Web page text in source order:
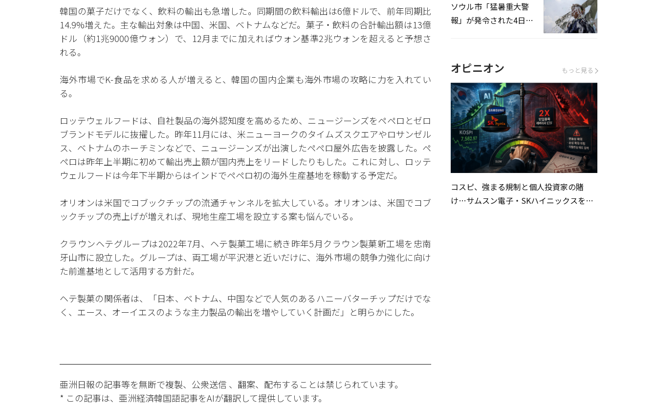
韓国の菓子だけでなく、飲料の輸出も急増した。同期間の飲料輸出は6億ドルで、前年同期比
14.9%増えた。主な輸出対象は中国、米国、ベトナムなどだ。菓子・飲料の合計輸出額は13億
ドル（約1兆9000億ウォン）で、12月までに加えればウォン基準2兆ウォンを超えると予想さ
れる。
海外市場でK-食品を求める人が増えると、韓国の国内企業も海外市場の攻略に力を入れてい
る。
ロッテウェルフードは、自社製品の海外認知度を高めるため、ニュージーンズをペペロとゼロ
ブランドモデルに抜擢した。昨年11月には、米ニューヨークのタイムズスクエアやロサンゼル
ス、ベトナムのホーチミンなどで、ニュージーンズが出演したペペロ屋外広告を披露した。ペ
ペロは昨年上半期に初めて輸出売上額が国内売上をリードしたりもした。これに対し、ロッテ
ウェルフードは今年下半期からはインドでペペロ初の海外生産基地を稼動する予定だ。
オリオンは米国でコブックチップの流通チャンネルを拡大している。オリオンは、米国でコブ
ックチップの売上げが増えれば、現地生産工場を設立する案も悩んでいる。
クラウンヘテグループは2022年7月、ヘテ製菓工場に続き昨年5月クラウン製菓新工場を忠南
牙山市に設立した。グループは、両工場が平沢港と近いだけに、海外市場の競争力強化に向け
た前進基地として活用する方針だ。
ヘテ製菓の関係者は、「日本、ベトナム、中国などで人気のあるハニーバターチップだけでな
く、エース、オーイエスのような主力製品の輸出を増やしていく計画だ」と明らかにした。
亜洲日報の記事等を無断で複製、公衆送信 、翻案、配布することは禁じられています。
* この記事は、亜洲経済韓国語記事をAIが翻訳して提供しています。
ソウル市「猛暑重大警
報」が発令された4日、
オピニオン もっと見る
コスピ、強まる規制と個人投資家の賭
け…サムスン電子・SKハイニックスを巡